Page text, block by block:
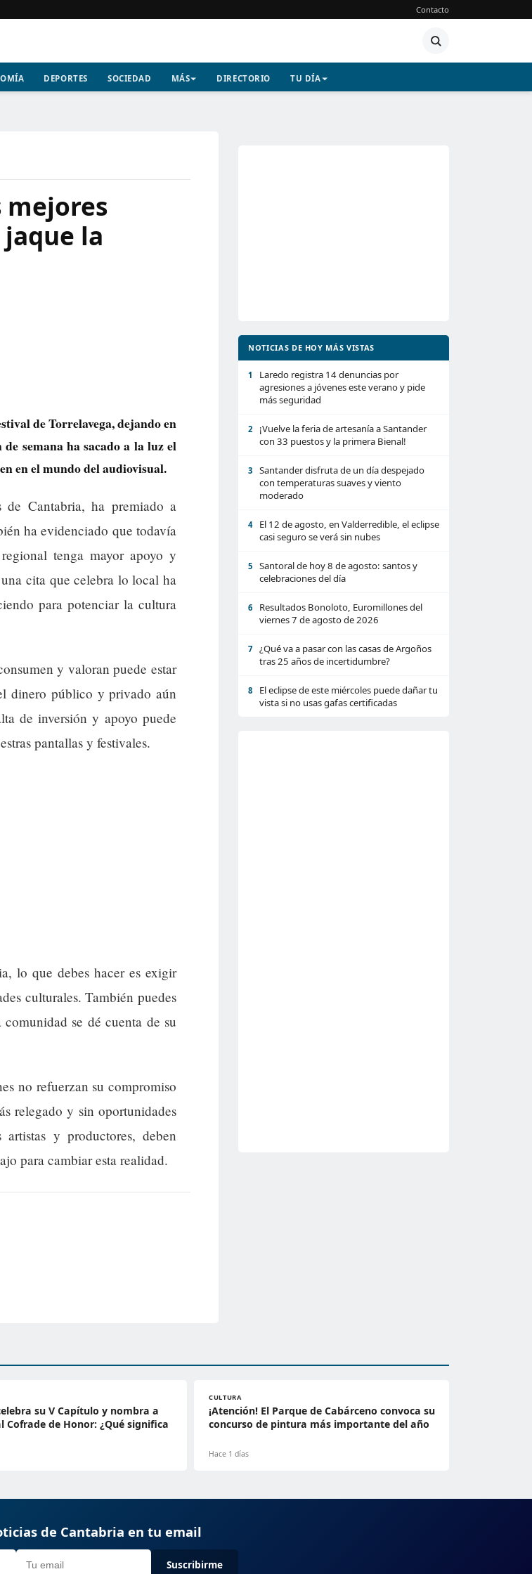
Contacto
DEPORTES SOCIEDAD MÁS DIRECTORIO TU DÍA
mejores
la
de Torrelavega, dejando en
semana ha sacado a la luz el
en el mundo del audiovisual.
de Cantabria, ha premiado a
ha evidenciado que todavía
tenga mayor apoyo y
cita que celebra lo local ha
para potenciar la cultura
y valoran puede estar
dinero público y privado aún
de inversión y apoyo puede
pantallas y festivales.
lo que debes hacer es exigir
culturales. También puedes
se dé cuenta de su
no refuerzan su compromiso
relegado y sin oportunidades
y productores, deben
para cambiar esta realidad.
NOTICIAS DE HOY MÁS VISTAS
1
Laredo registra 14 denuncias por
agresiones a jóvenes este verano y pide
más seguridad
2
¡Vuelve la feria de artesanía a Santander
con 33 puestos y la primera Bienal!
3
Santander disfruta de un día despejado
con temperaturas suaves y viento
moderado
4
El 12 de agosto, en Valderredible, el eclipse
casi seguro se verá sin nubes
5
Santoral de hoy 8 de agosto: santos y
celebraciones del día
6
Resultados Bonoloto, Euromillones del
viernes 7 de agosto de 2026
7
¿Qué va a pasar con las casas de Argoños
tras 25 años de incertidumbre?
8
El eclipse de este miércoles puede dañar tu
vista si no usas gafas certificadas
su V Capítulo y nombra a
Cofrade de Honor: ¿Qué significa
CULTURA
¡Atención! El Parque de Cabárceno convoca su
concurso de pintura más importante del año
Hace 1 días
de Cantabria en tu email
Suscribirme